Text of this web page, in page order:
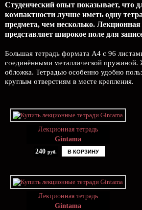
Студенческий опыт показывает, что
компактности лучше иметь одну
предмета, чем несколько. Лекционная
представляет широкое поле для
Большая тетрадь формата А4 с 96
соединёнными металлической пружиной.
обложка. Тетрадью особенно удобно
круглым отверстиям в месте крепления.
Лекционная тетрадь
Gintama
240 руб. В КОРЗИНУ
Лекционная тетрадь
Gintama